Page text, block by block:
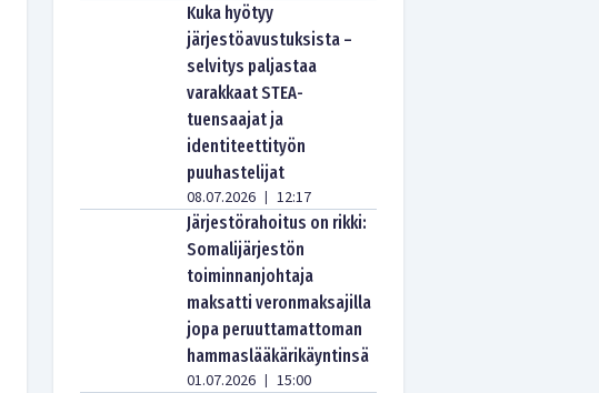
Kuka hyötyy
järjestöavustuksista –
selvitys paljastaa
varakkaat STEA-
tuensaajat ja
identiteettityön
puuhastelijat
08.07.2026 | 12:17
Järjestörahoitus on rikki:
Somalijärjestön
toiminnanjohtaja
maksatti veronmaksajilla
jopa peruuttamattoman
hammaslääkärikäyntinsä
01.07.2026 | 15:00